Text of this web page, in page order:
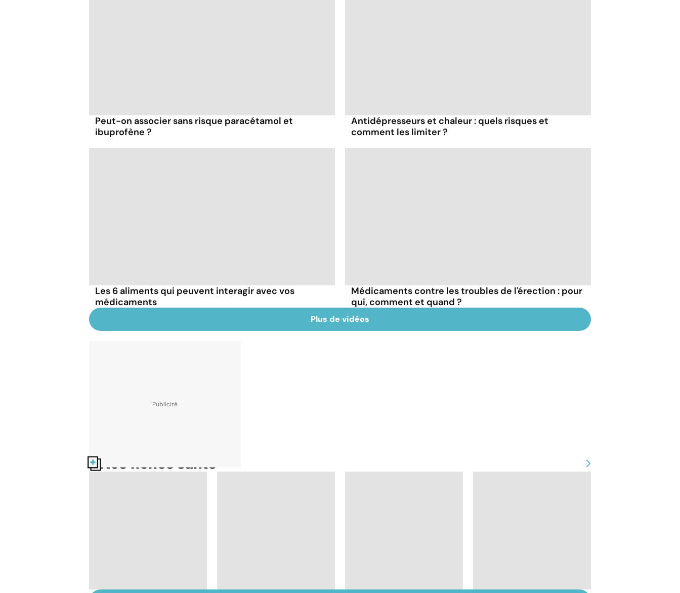
Peut-on associer sans risque paracétamol et
ibuprofène ?
Antidépresseurs et chaleur : quels risques et
comment les limiter ?
Les 6 aliments qui peuvent interagir avec vos
médicaments
Médicaments contre les troubles de l'érection : pour
qui, comment et quand ?
Plus de vidéos
Nos fiches santé